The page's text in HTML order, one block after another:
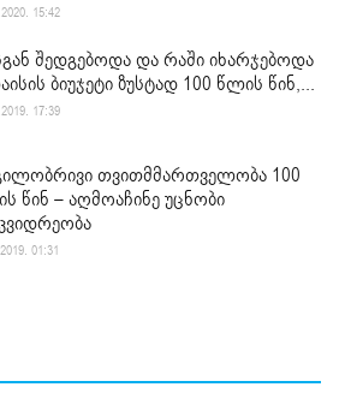
15:42
შედგებოდა და რაში იხარჯებოდა
ბიუჯეტი ზუსტად 100 წლის წინ,...
17:39
თვითმმართველობა 100
წინ – აღმოაჩინე უცნობი
01:31